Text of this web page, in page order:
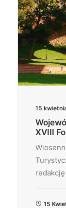
15
XVIII
15